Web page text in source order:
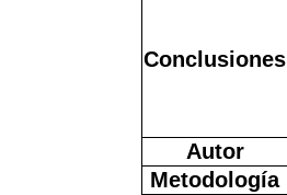
Conclusiones
Autor
Metodología